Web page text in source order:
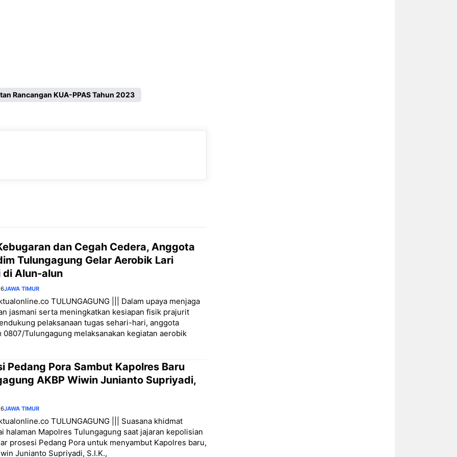
Rancangan KUA-PPAS Tahun 2023
dan Cegah Cedera, Anggota
Tulungagung Gelar Aerobik Lari
di Alun-alun
JAWA TIMUR
TULUNGAGUNG ||| Dalam upaya menjaga
jasmani serta meningkatkan kesiapan fisik prajurit
pelaksanaan tugas sehari-hari, anggota
0807/Tulungagung melaksanakan kegiatan aerobik
Pedang Pora Sambut Kapolres Baru
AKBP Wiwin Junianto Supriyadi,
JAWA TIMUR
TULUNGAGUNG ||| Suasana khidmat
halaman Mapolres Tulungagung saat jajaran kepolisian
prosesi Pedang Pora untuk menyambut Kapolres baru,
Junianto Supriyadi, S.I.K.,